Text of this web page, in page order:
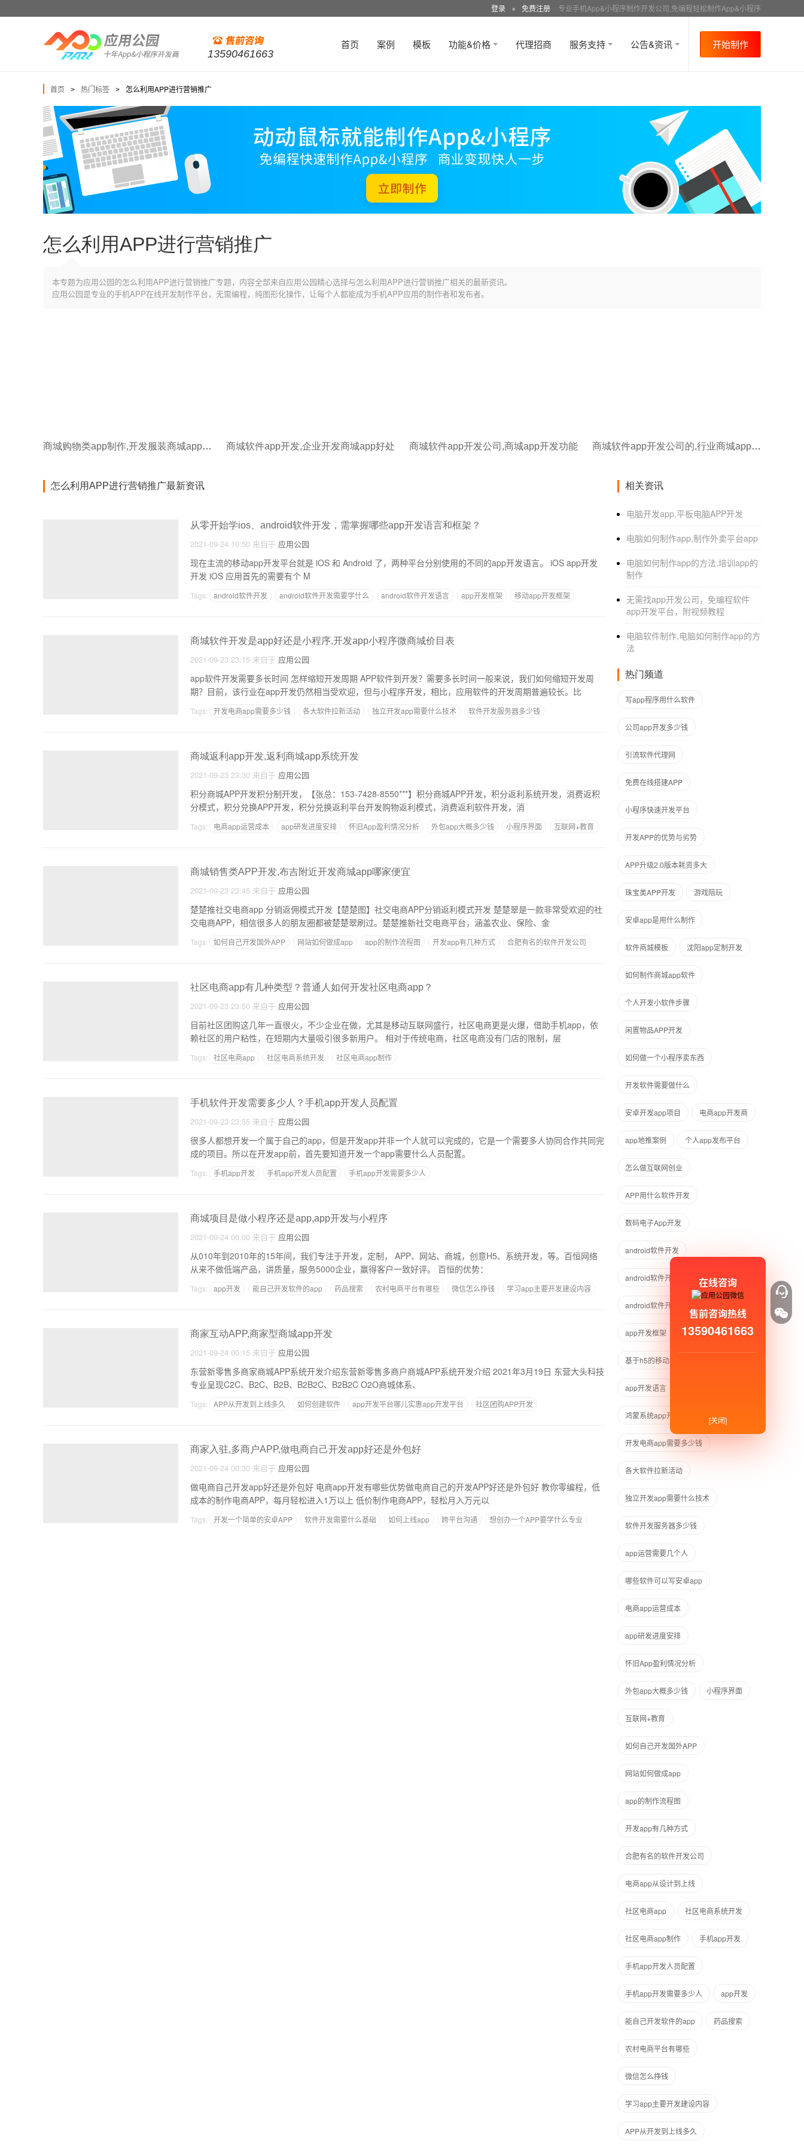
登录 ● 免费注册 专业手机App&小程序制作开发公司,免编程轻松制作App&小程序
13590461663
首页 案例 模板 功能&价格 代理招商 服务支持 公告&资讯 开始制作
首页 > 热门标签 > 怎么利用APP进行营销推广
怎么利用APP进行营销推广
本专题为应用公园的怎么利用APP进行营销推广专题，内容全部来自应用公园精心选择与怎么利用APP进行营销推广相关的最新资讯。
应用公园是专业的手机APP在线开发制作平台，无需编程，纯图形化操作，让每个人都能成为手机APP应用的制作者和发布者。
商城购物类app制作,开发服装商城app的方案 商城软件app开发,企业开发商城app好处 商城软件app开发公司,商城app开发功能 商城软件app开发公司的,行业商城app开发
怎么利用APP进行营销推广最新资讯
从零开始学ios、android软件开发，需掌握哪些app开发语言和框架？
2021-09-24 10:50 来自于 应用公园
现在主流的移动app开发平台就是 iOS 和 Android 了，两种平台分别使用的不同的app开发语言。 iOS app开发
开发 iOS 应用首先的需要有个 M
Tags: android软件开发 android软件开发需要学什么 android软件开发语言 app开发框架
移动app开发框架
商城软件开发是app好还是小程序,开发app小程序微商城价目表
2021-09-23 23:15 来自于 应用公园
app软件开发需要多长时间 怎样缩短开发周期 APP软件到开发？需要多长时间一般来说，我们如何缩短开发周
期？目前，该行业在app开发仍然相当受欢迎，但与小程序开发，相比，应用软件的开发周期普遍较长。比
Tags: 开发电商app需要多少钱 各大软件拉新活动 独立开发app需要什么技术
软件开发服务器多少钱
商城返利app开发,返利商城app系统开发
2021-09-23 23:30 来自于 应用公园
积分商城APP开发积分制开发，【张总：153-7428-8550***】积分商城APP开发，积分返利系统开发，消费返积
分模式，积分兑换APP开发，积分兑换返利平台开发购物返利模式，消费返利软件开发，消
Tags: 电商app运营成本 app研发进度安排 怀旧App盈利情况分析 外包app大概多少钱 小程序界面 互联网+教育
商城销售类APP开发,布吉附近开发商城app哪家便宜
2021-09-23 23:45 来自于 应用公园
楚楚推社交电商app 分销返佣模式开发【楚楚图】社交电商APP分销返利模式开发 楚楚翠是一款非常受欢迎的社
交电商APP，相信很多人的朋友圈都被楚楚翠刷过。楚楚推新社交电商平台，涵盖农业、保险、金
Tags: 如何自己开发国外APP 网站如何做成app app的制作流程图 开发app有几种方式
合肥有名的软件开发公司
社区电商app有几种类型？普通人如何开发社区电商app？
2021-09-23 23:50 来自于 应用公园
目前社区团购这几年一直很火，不少企业在做，尤其是移动互联网盛行，社区电商更是火爆，借助手机app，依
赖社区的用户粘性，在短期内大量吸引很多新用户。 相对于传统电商，社区电商没有门店的限制，层
Tags: 社区电商app 社区电商系统开发 社区电商app制作
手机软件开发需要多少人？手机app开发人员配置
2021-09-23 23:55 来自于 应用公园
很多人都想开发一个属于自己的app，但是开发app并非一个人就可以完成的，它是一个需要多人协同合作共同完
成的项目。所以在开发app前，首先要知道开发一个app需要什么人员配置。
Tags: 手机app开发 手机app开发人员配置 手机app开发需要多少人
商城项目是做小程序还是app,app开发与小程序
2021-09-24 00:00 来自于 应用公园
从010年到2010年的15年间，我们专注于开发，定制， APP、网站、商城，创意H5、系统开发，等。百恒网络
从来不做低端产品，讲质量，服务5000企业，赢得客户一致好评。 百恒的优势：
Tags: app开发 能自己开发软件的app 药品搜索 农村电商平台有哪些 微信怎么挣钱 学习app主要开发建设内容
商家互动APP,商家型商城app开发
2021-09-24 00:15 来自于 应用公园
东营新零售多商家商城APP系统开发介绍东营新零售多商户商城APP系统开发介绍 2021年3月19日 东营大头科技
专业呈现C2C、B2C、B2B、B2B2C、B2B2C O2O商城体系、
Tags: APP从开发到上线多久 如何创建软件 app开发平台哪儿实惠app开发平台
社区团购APP开发
商家入驻,多商户APP,做电商自己开发app好还是外包好
2021-09-24 00:30 来自于 应用公园
做电商自己开发app好还是外包好 电商app开发有哪些优势做电商自己的开发APP好还是外包好 教你零编程，低
成本的制作电商APP，每月轻松进入1万以上 低价制作电商APP，轻松月入万元以
Tags: 开发一个简单的安卓APP 软件开发需要什么基础 如何上线app 跨平台沟通
想创办一个APP要学什么专业
相关资讯
电脑开发app,平板电脑APP开发
电脑如何制作app,制作外卖平台app
电脑如何制作app的方法,培训app的
制作
无需找app开发公司，免编程软件
app开发平台，附视频教程
电脑软件制作,电脑如何制作app的方
法
热门频道
写app程序用什么软件
公司app开发多少钱
引流软件代理网
免费在线搭建APP
小程序快速开发平台
开发APP的优势与劣势
APP升级2.0版本耗资多大
珠宝类APP开发 游戏陪玩
安卓app是用什么制作
软件商城模板 沈阳app定制开发
如何制作商城app软件
个人开发小软件步骤
闲置物品APP开发
如何做一个小程序卖东西
开发软件需要做什么
安卓开发app项目 电商app开发商
app地推案例 个人app发布平台
怎么做互联网创业
APP用什么软件开发
数码电子App开发
android软件开发
android软件开发需要学什么
android软件开发语言
app开发框架 移动app开发框架
基于h5的移动app开发
app开发语言
鸿蒙系统app开发语言
开发电商app需要多少钱
各大软件拉新活动
独立开发app需要什么技术
软件开发服务器多少钱
app运营需要几个人
哪些软件可以写安卓app
电商app运营成本
app研发进度安排
怀旧App盈利情况分析
外包app大概多少钱 小程序界面
互联网+教育
如何自己开发国外APP
网站如何做成app
app的制作流程图
开发app有几种方式
合肥有名的软件开发公司
电商app从设计到上线
社区电商app 社区电商系统开发
社区电商app制作 手机app开发
手机app开发人员配置
手机app开发需要多少人 app开发
能自己开发软件的app 药品搜索
农村电商平台有哪些
微信怎么挣钱
学习app主要开发建设内容
APP从开发到上线多久
在线咨询
售前咨询热线
13590461663
[关闭]